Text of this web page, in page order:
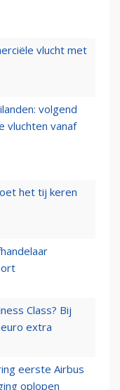
vlucht met
volgend
vluchten vanaf
het tij keren
Class? Bij
extra
eerste Airbus
oplopen